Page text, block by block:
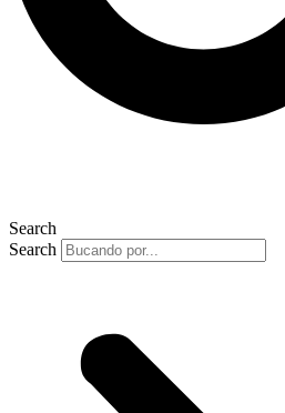
Search
Search